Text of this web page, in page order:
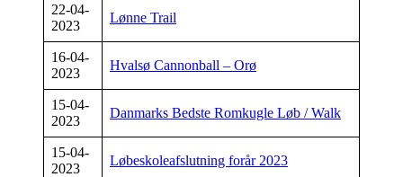
22-04-
2023
Lønne Trail
16-04-
2023
Hvalsø Cannonball – Orø
15-04-
2023
Danmarks Bedste Romkugle Løb / Walk
15-04-
2023
Løbeskoleafslutning forår 2023